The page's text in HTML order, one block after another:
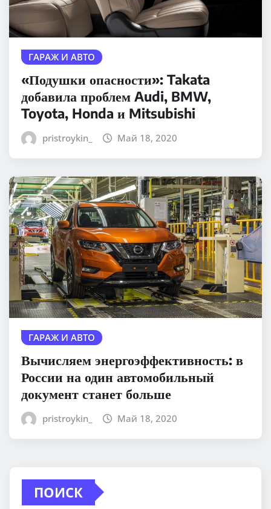
ГАРАЖ И АВТО
«Подушки опасности»: Takata
добавила проблем Audi, BMW,
Toyota, Honda и Mitsubishi
pristroykin_ Май 18, 2020
ГАРАЖ И АВТО
Вычисляем энергоэффективность: в
России на один автомобильный
документ станет больше
pristroykin_ Май 18, 2020
ПОИСК